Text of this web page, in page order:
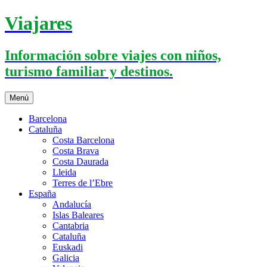
Saltar
al
Viajares
Información sobre viajes con niños,
turismo familiar y destinos.
Menú
Barcelona
Cataluña
Costa Barcelona
Costa Brava
Costa Daurada
Lleida
Terres de l’Ebre
España
Andalucía
Islas Baleares
Cantabria
Cataluña
Euskadi
Galicia